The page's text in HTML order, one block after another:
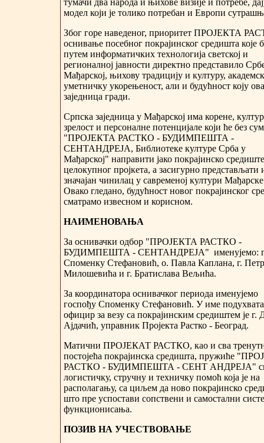
тумачи два народа и њихове визије и потребе,
модел који је толико потребан и Европи
Због горе наведеног, приоритет ПРОЈЕКТА
оснивање посебног покрајинског средишта које
путем информатичких технологија светској и
регионалној јавности директно представило
Мађарској, њихову традицију и културу,
уметничку укорењеност, али и будућност коју ова
заједница гради.
Српска заједница у Мађарској има корене,
зрелост и персоналне потенцијале који ће без
"ПРОЈЕКТА РАСТКО - БУДИМПЕШТА -
СЕНТАНДРЕЈА, Библиотеке културе Срба у
Мађарској" направити јако покрајинско средиште
целокупног пројкета, а засигурно представљати
значајан чинилац у савременој култури
Овако гледано, будућност новог покрајинског
сматрамо извесном и корисном.
НАИМЕНОВАЊА
За оснивачки одбор "ПРОЈЕКТА РАСТКО -
БУДИМПЕШТА - СЕНТАНДРЕЈА" именујемо:
Споменку Стефановић, о. Павла Каплана, г.
Милошевића и г. Братислава Вељића.
За координатора оснивачког периода именујемо
госпођу Спомeнку Стефановић. У име
официр за везу са покрајинским средиштем је г.
Ајдачић, управник Пројекта Растко - Београд.
Матични ПРОЈЕКАТ РАСТКО, као и сва
постојећа покрајинска средишта, пружиће
РАСТКО - БУДИМПЕШТА - СЕНТ АНДРЕЈА"
логистичку, стручну и техничку помоћ која је на
располагању, са циљем да ново покрајинско
што пре успостави сопствени и самостални
функционисања.
ПОЗИВ НА УЧЕСТВОВАЊЕ